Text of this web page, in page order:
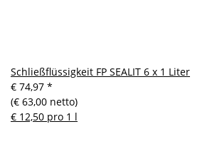
Schließflüssigkeit FP SEALIT 6 x 1 Liter
€ 74,97 *
(€ 63,00 netto)
€ 12,50 pro 1 l